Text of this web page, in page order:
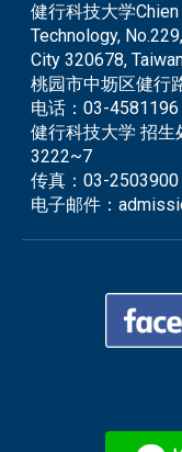
健行科技大学
Technology,
City 320678,
桃园市中坜区健行
电话：03-4581196
健行科技大学 招
3222~7
传真：03-2503900
电子邮件：